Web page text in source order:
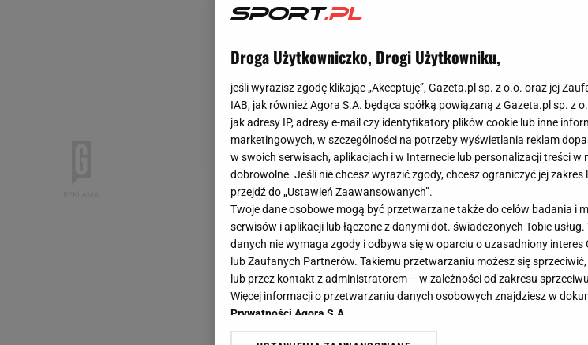
Droga Użytkowniczko, Drogi Użytkowniku,
jeśli wyrazisz zgodę klikając „Akceptuję”, Gazeta.pl sp. z o.o. oraz jej
IAB, jak również Agora S.A. będąca spółką powiązaną z Gazeta.pl sp. z
jak adresy IP, adresy e-mail czy identyfikatory plików cookie lub inne
marketingowych, w szczególności na potrzeby wyświetlania reklam
w swoich serwisach, aplikacjach i w Internecie lub personalizacji treści w
dobrowolne. Jeśli nie chcesz wyrazić zgody, chcesz ograniczyć jej
przejdź do „Ustawień Zaawansowanych”.
Twoje dane osobowe mogą być przetwarzane także do celów badania i
serwisów i aplikacji lub łączone z danymi dot. świadczonych Tobie
danych nie wymaga zgody i odbywa się w oparciu o uzasadniony interes
lub Zaufanych Partnerów. Takiemu przetwarzaniu możesz się
lub przez kontakt z administratorem – w zależności od zakresu
Więcej informacji o przetwarzaniu danych osobowych znajdziesz w
Prywatności Agora S.A.